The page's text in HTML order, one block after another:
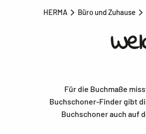
HERMA Büro und Zuhause
Für die Buchmaße
Buchschoner-Finder gibt
Buchschoner auch auf